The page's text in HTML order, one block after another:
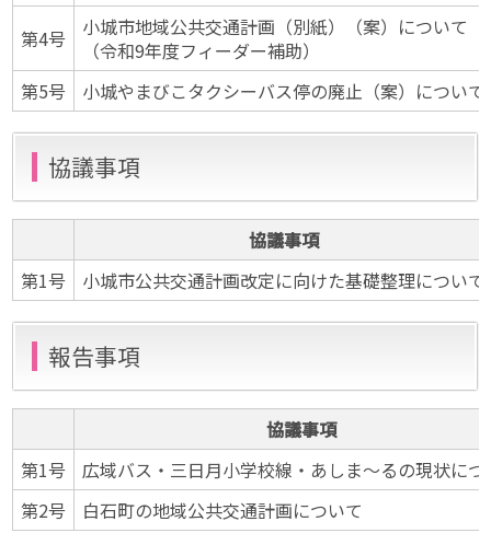
第4号
小城市地域公共交通計画（別紙）（案）について
（令和9年度フィーダー補助）
第5号
小城やまびこタクシーバス停の廃止（案）について
協議事項
協議事項
第1号
小城市公共交通計画改定に向けた基礎整理について
報告事項
協議事項
第1号
広域バス・三日月小学校線・あしま～るの現状につ
第2号
白石町の地域公共交通計画について